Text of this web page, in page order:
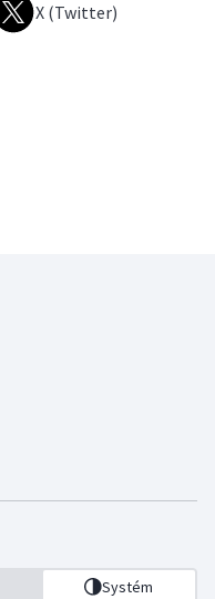
X (Twitter)
Systém